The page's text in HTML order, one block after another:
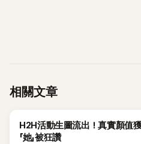
相關文章
K-POP
H2H活動生圖流出！真實顏值獲
「她」被狂讚